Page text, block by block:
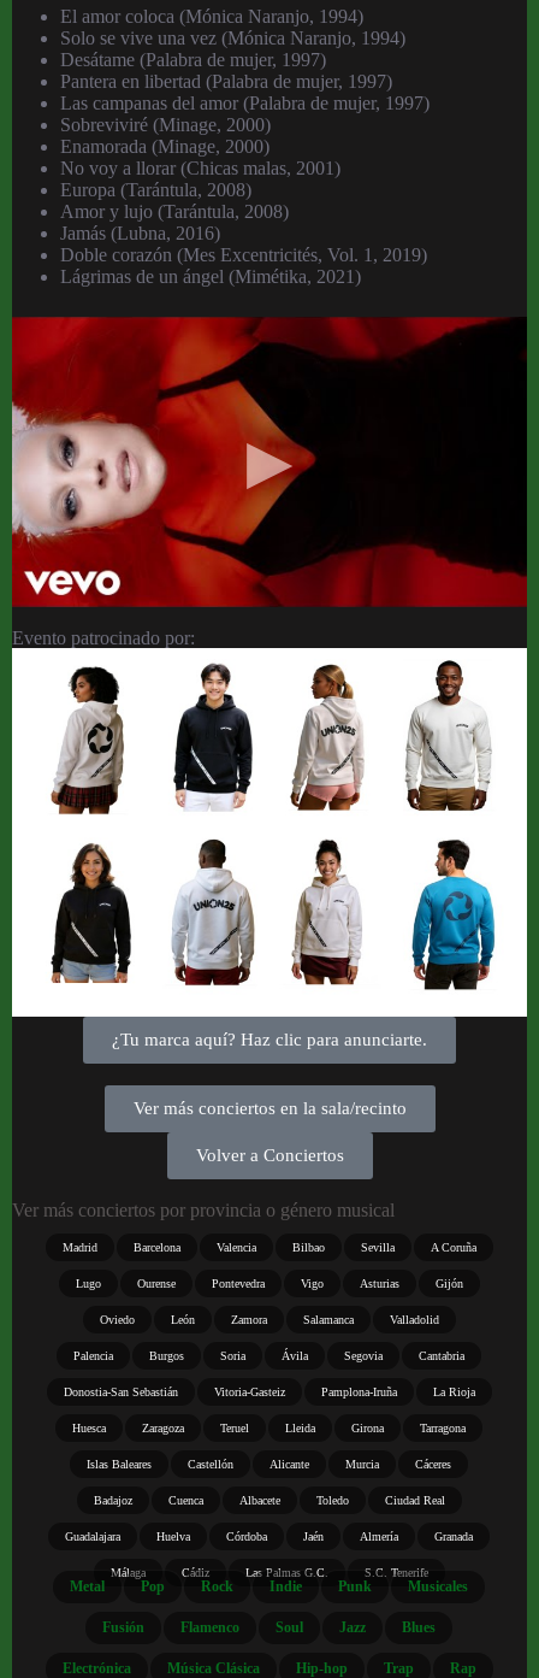
El amor coloca (Mónica Naranjo, 1994)
Solo se vive una vez (Mónica Naranjo, 1994)
Desátame (Palabra de mujer, 1997)
Pantera en libertad (Palabra de mujer, 1997)
Las campanas del amor (Palabra de mujer, 1997)
Sobreviviré (Minage, 2000)
Enamorada (Minage, 2000)
No voy a llorar (Chicas malas, 2001)
Europa (Tarántula, 2008)
Amor y lujo (Tarántula, 2008)
Jamás (Lubna, 2016)
Doble corazón (Mes Excentricités, Vol. 1, 2019)
Lágrimas de un ángel (Mimétika, 2021)
Evento patrocinado por:
¿Tu marca aquí? Haz clic para anunciarte.
Ver más conciertos en la sala/recinto
Volver a Conciertos
Ver más conciertos por provincia o género musical
Madrid Barcelona Valencia Bilbao Sevilla A Coruña
Lugo Ourense Pontevedra Vigo Asturias Gijón
Oviedo León Zamora Salamanca Valladolid
Palencia Burgos Soria Ávila Segovia Cantabria
Donostia-San Sebastián Vitoria-Gasteiz Pamplona-Iruña La Rioja
Huesca Zaragoza Teruel Lleida Girona Tarragona
Islas Baleares Castellón Alicante Murcia Cáceres
Badajoz Cuenca Albacete Toledo Ciudad Real
Guadalajara Huelva Córdoba Jaén Almería Granada
Málaga Cádiz Las Palmas G.C. S.C. Tenerife
Metal Pop Rock Indie Punk Musicales
Fusión Flamenco Soul Jazz Blues
Electrónica Música Clásica Hip-hop Trap Rap